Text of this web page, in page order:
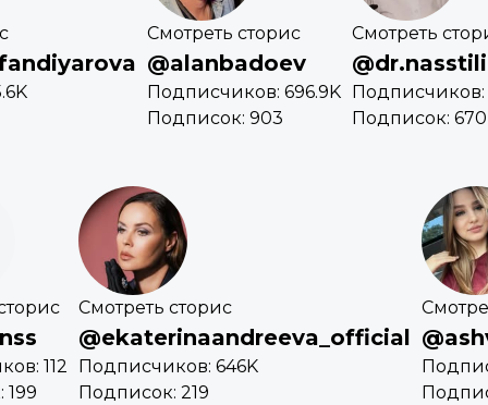
Смотреть сторис
@alanbadoev
Подписчиков: 696.9K
Подписок: 903
Смотреть
@dr.nasstili
Подписчиков:
Подписок: 670
112
Смотреть сторис
@ekaterinaandreeva_official
Подписчиков: 646K
Подписок: 219